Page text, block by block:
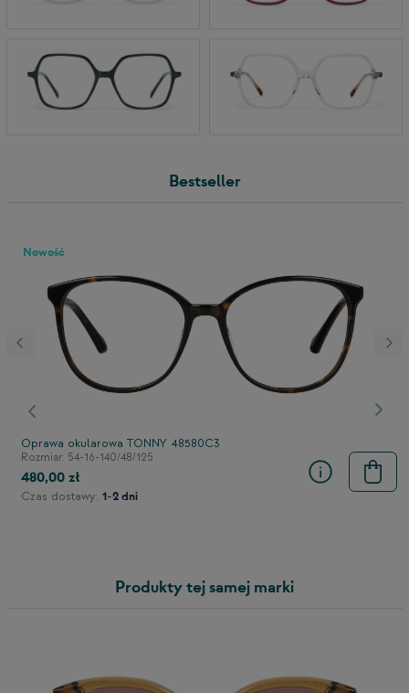
Bestseller
Poprzedni
Nowość
Oprawa okularowa TONNY 48580C3
Rozmiar: 54-16-140/48/125
480,00 zł
Czas dostawy: 1-2 dni
Produkty tej samej marki